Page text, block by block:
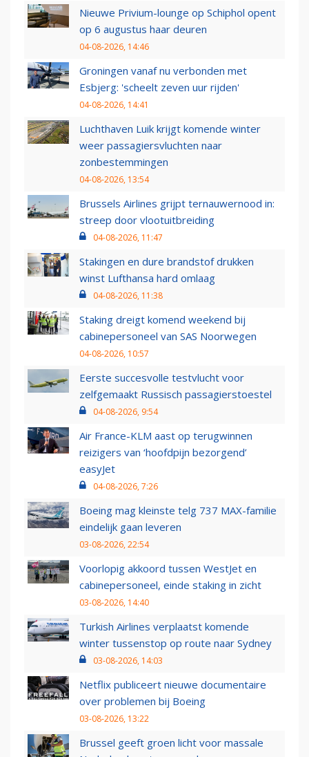
Nieuwe Privium-lounge op Schiphol opent
op 6 augustus haar deuren
04-08-2026, 14:46
Groningen vanaf nu verbonden met
Esbjerg: 'scheelt zeven uur rijden'
04-08-2026, 14:41
Luchthaven Luik krijgt komende winter
weer passagiersvluchten naar
zonbestemmingen
04-08-2026, 13:54
Brussels Airlines grijpt ternauwernood in:
streep door vlootuitbreiding
04-08-2026, 11:47
Stakingen en dure brandstof drukken
winst Lufthansa hard omlaag
04-08-2026, 11:38
Staking dreigt komend weekend bij
cabinepersoneel van SAS Noorwegen
04-08-2026, 10:57
Eerste succesvolle testvlucht voor
zelfgemaakt Russisch passagierstoestel
04-08-2026, 9:54
Air France-KLM aast op terugwinnen
reizigers van ‘hoofdpijn bezorgend’
easyJet
04-08-2026, 7:26
Boeing mag kleinste telg 737 MAX-familie
eindelijk gaan leveren
03-08-2026, 22:54
Voorlopig akkoord tussen WestJet en
cabinepersoneel, einde staking in zicht
03-08-2026, 14:40
Turkish Airlines verplaatst komende
winter tussenstop op route naar Sydney
03-08-2026, 14:03
Netflix publiceert nieuwe documentaire
over problemen bij Boeing
03-08-2026, 13:22
Brussel geeft groen licht voor massale